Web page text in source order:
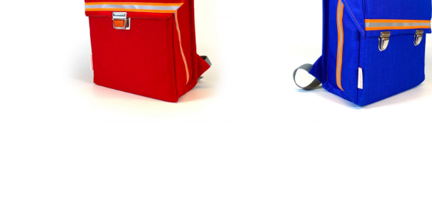
229,00€ 229,00€